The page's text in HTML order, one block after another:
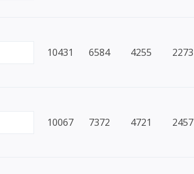
10431 6584 4255 2273
10067 7372 4721 2457